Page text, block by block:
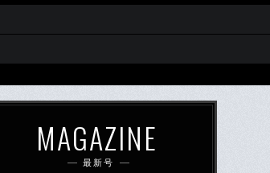
MAGAZINE
最新号